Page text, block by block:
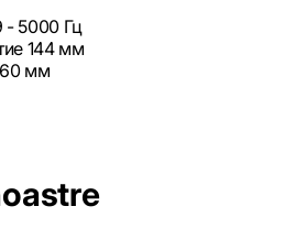
- 5000 Гц
144 мм
60 мм